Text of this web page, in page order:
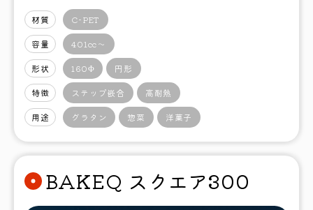
材質 C-PET
容量 401cc〜
形状 160Φ 円形
特徴 ステップ嵌合 高耐熱
用途 グラタン 惣菜 洋菓子
BAKEQ スクエア300